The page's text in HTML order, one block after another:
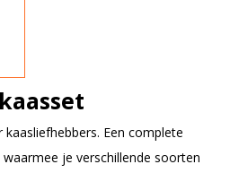
Een complete
je verschillende soorten